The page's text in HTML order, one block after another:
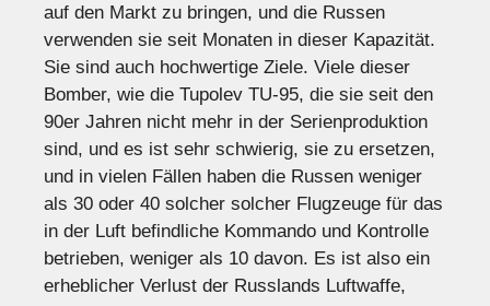
auf den Markt zu bringen, und die Russen
verwenden sie seit Monaten in dieser Kapazität.
Sie sind auch hochwertige Ziele. Viele dieser
Bomber, wie die Tupolev TU-95, die sie seit den
90er Jahren nicht mehr in der Serienproduktion
sind, und es ist sehr schwierig, sie zu ersetzen,
und in vielen Fällen haben die Russen weniger
als 30 oder 40 solcher solcher Flugzeuge für das
in der Luft befindliche Kommando und Kontrolle
betrieben, weniger als 10 davon. Es ist also ein
erheblicher Verlust der Russlands Luftwaffe,